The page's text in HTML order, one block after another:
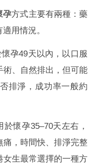
孕方式主要有兩種：藥
用情況。
孕49天以內，以口服
、自然排出，但可能
排淨，成功率一般約
懷孕35–70天左右，
，時間快、排淨完整
生最常選擇的一種方